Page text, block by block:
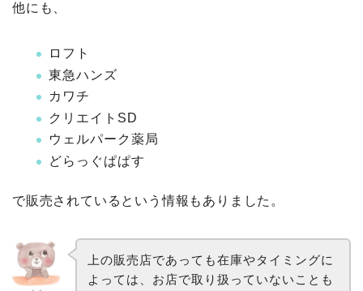
他にも、
ロフト
東急ハンズ
カワチ
クリエイトSD
ウェルパーク薬局
どらっぐぱぱす
で販売されているという情報もありました。
上の販売店であっても在庫やタイミングに
よっては、お店で取り扱っていないことも